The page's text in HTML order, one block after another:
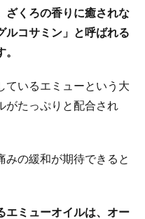
ざくろの香りに癒されな
ルコサミン」と呼ばれる
ているエミューという大
がたっぷりと配合され
みの緩和が期待できると
エミューオイルは、オー